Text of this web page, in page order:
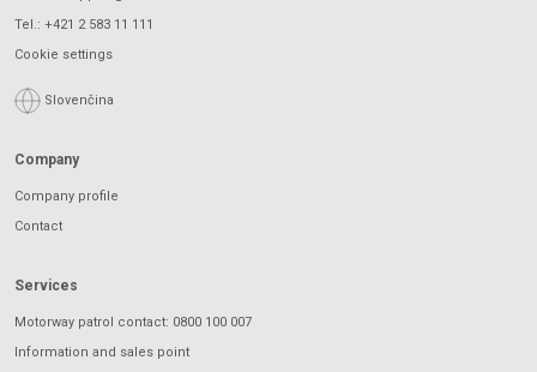
Tel.: +421 2 583 11 111
Cookie settings
Slovenčina
Company
Company profile
Contact
Services
Motorway patrol contact: 0800 100 007
Information and sales point